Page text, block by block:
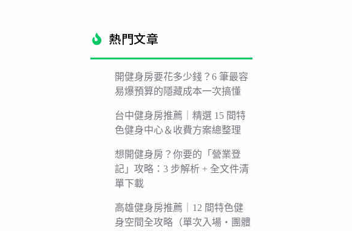
熱門文章​
開健身房要花多少錢？6 筆最容
易爆預算的隱藏成本一次搞懂
台中健身房推薦｜精選 15 間特
色健身中心＆收費方案總整理
想開健身房？你要的「營業登
記」攻略：3 步解析 + 全文件清
單下載
高雄健身房推薦｜12 間特色健
身空間全攻略（單次入場・團體